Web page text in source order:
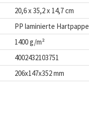
20,6 x 35,2 x 14,7 cm
PP laminierte Hartpappe
1400 g/m²
4002432103751
206x147x352 mm